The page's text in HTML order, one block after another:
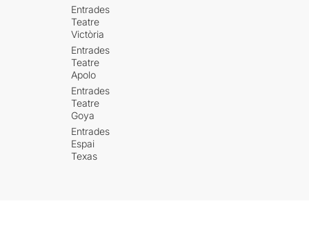
Entrades
Teatre
Victòria
Entrades
Teatre
Apolo
Entrades
Teatre
Goya
Entrades
Espai
Texas